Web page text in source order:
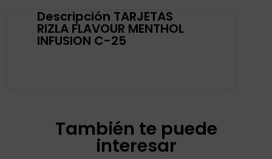
Descripción TARJETAS
RIZLA FLAVOUR MENTHOL
INFUSION C-25
También te puede
interesar